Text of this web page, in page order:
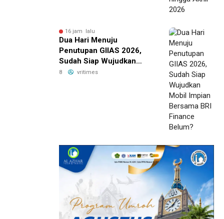
16 jam lalu
Dua Hari Menuju
Penutupan GIIAS 2026,
Sudah Siap Wujudkan
Mobil Impian Bersama BRI
8 vritimes